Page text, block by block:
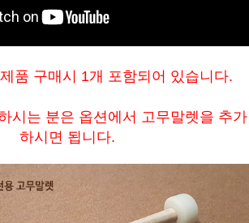
품 구매시 1개 포함되어 있습니다.
시는 분은 옵션에서 고무말렛을 추가
하시면 됩니다.